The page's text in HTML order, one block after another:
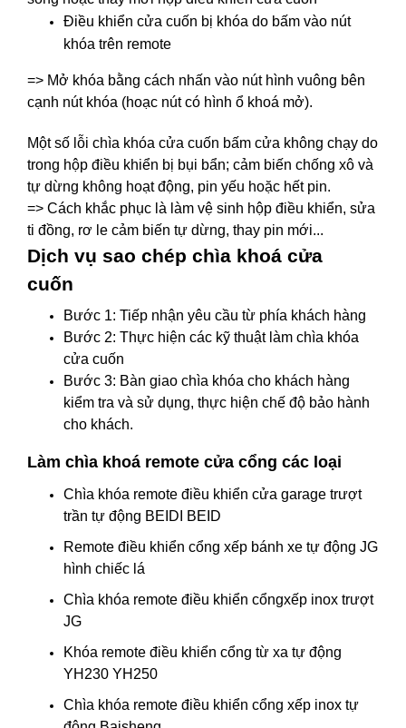
Điều khiển cửa cuốn bị khóa do bấm vào nút
khóa trên remote
=> Mở khóa bằng cách nhấn vào nút hình vuông bên
cạnh nút khóa (hoạc nút có hình ổ khoá mở).
Một số lỗi chìa khóa cửa cuốn bấm cửa không chạy do
trong hộp điều khiển bị bụi bẩn; cảm biến chống xô và
tự dừng không hoạt động, pin yếu hoặc hết pin.
=> Cách khắc phục là làm vệ sinh hộp điều khiển, sửa
ti đồng, rơ le cảm biến tự dừng, thay pin mới...
Dịch vụ sao chép chìa khoá cửa
cuốn
Bước 1: Tiếp nhận yêu cầu từ phía khách hàng
Bước 2: Thực hiện các kỹ thuật làm chìa khóa
cửa cuốn
Bước 3: Bàn giao chìa khóa cho khách hàng
kiểm tra và sử dụng, thực hiện chế độ bảo hành
cho khách.
Làm chìa khoá remote cửa cổng các loại
Chìa khóa remote điều khiển cửa garage trượt
trần tự động BEIDI BEID
Remote điều khiển cổng xếp bánh xe tự động JG
hình chiếc lá
Chìa khóa remote điều khiển cổngxếp inox trượt
JG
Khóa remote điều khiển cổng từ xa tự động
YH230 YH250
Chìa khóa remote điều khiển cổng xếp inox tự